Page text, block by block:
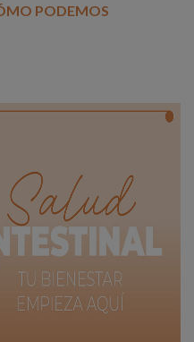
PODEMOS